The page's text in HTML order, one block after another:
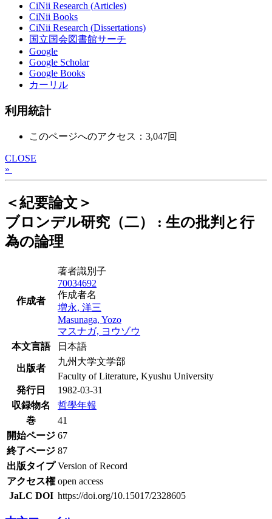
CiNii Research (Articles)
CiNii Books
CiNii Research (Dissertations)
国立国会図書館サーチ
Google
Google Scholar
Google Books
カーリル
利用統計
このページへのアクセス：3,047回
CLOSE
»
＜紀要論文＞
ブロンデル研究（二） : 生の批判と行
為の論理
作成者
著者識別子
70034692
作成者名
増永, 洋三
Masunaga, Yozo
マスナガ, ヨウゾウ
本文言語
日本語
出版者
九州大学文学部
Faculty of Literature, Kyushu University
発行日
1982-03-31
収録物名
哲學年報
巻
41
開始ページ 67
終了ページ 87
出版タイプ Version of Record
アクセス権 open access
JaLC DOI https://doi.org/10.15017/2328605